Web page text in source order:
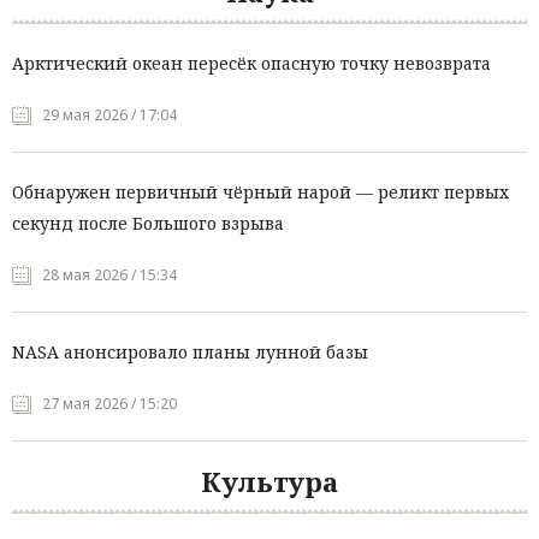
Арктический океан пересёк опасную точку невозврата
29 мая 2026 / 17:04
Обнаружен первичный чёрный нарой — реликт первых
секунд после Большого взрыва
28 мая 2026 / 15:34
NASA анонсировало планы лунной базы
27 мая 2026 / 15:20
Культура